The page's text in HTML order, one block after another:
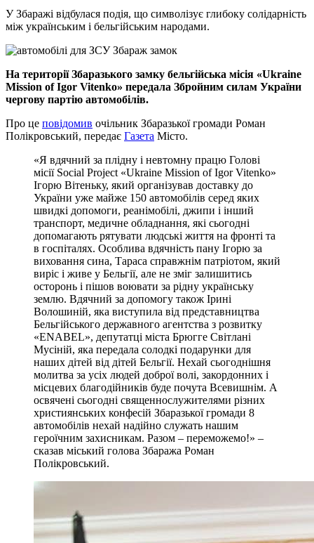
У Збаражі відбулася подія, що символізує глибоку солідарність
між українським і бельгійським народами.
На території Збаразького замку бельгійська місія «Ukraine
Mission of Igor Vitenko» передала Збройним силам України
чергову партію автомобілів.
Про це повідомив очільник Збаразької громади Роман
Полікровський, передає Газета Місто.
«Я вдячний за плідну і невтомну працю Голові
місії Social Project «Ukraine Mission of Igor Vitenko»
Ігорю Вітеньку, який організував доставку до
України уже майже 150 автомобілів серед яких
швидкі допомоги, реанімобілі, джипи і інший
транспорт, медичне обладнання, які сьогодні
допомагають рятувати людські життя на фронті та
в госпіталях. Особлива вдячність пану Ігорю за
виховання сина, Тараса справжнім патріотом, який
виріс і живе у Бельгії, але не зміг залишитись
осторонь і пішов воювати за рідну українську
землю. Вдячний за допомогу також Ірині
Волошиній, яка виступила від представництва
Бельгійського державного агентства з розвитку
«ENABEL», депутатці міста Брюгге Світлані
Мусіній, яка передала солодкі подарунки для
наших дітей від дітей Бельгії. Нехай сьогоднішня
молитва за усіх людей доброї волі, закордонних і
місцевих благодійників буде почута Всевишнім. А
освячені сьогодні священнослужителями різних
християнських конфесій Збаразької громади 8
автомобілів нехай надійно служать нашим
героїчним захисникам. Разом – переможемо!» –
сказав міський голова Збаража Роман
Полікровський.